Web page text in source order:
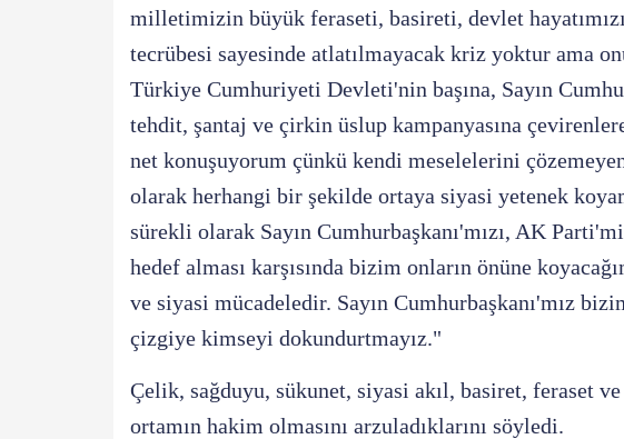
milletimizin büyük feraseti, basireti, devlet
tecrübesi sayesinde atlatılmayacak kriz yoktur ama
Türkiye Cumhuriyeti Devleti'nin başına, Sayın
tehdit, şantaj ve çirkin üslup kampanyasına
net konuşuyorum çünkü kendi meselelerini
olarak herhangi bir şekilde ortaya siyasi yetenek
sürekli olarak Sayın Cumhurbaşkanı'mızı, AK
hedef alması karşısında bizim onların önüne
ve siyasi mücadeledir. Sayın Cumhurbaşkanı'mız
çizgiye kimseyi dokundurtmayız."
Çelik, sağduyu, sükunet, siyasi akıl, basiret, feraset
ortamın hakim olmasını arzuladıklarını söyledi.